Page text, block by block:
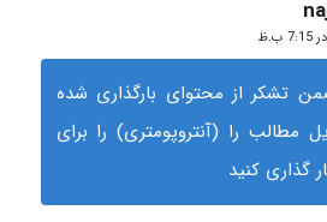
تشکر از محتوای بارگذاری شده
مطالب را (آنتروپومتری) را برای
گذاری کنید